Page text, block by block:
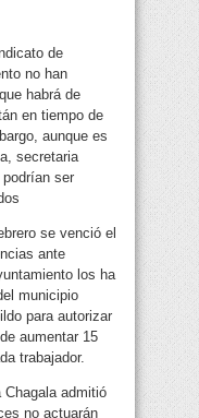
de
no han
habrá de
en tiempo de
aunque es
secretaria
ser
se venció el
ante
los ha
municipio
para autorizar
aumentar 15
trabajador.
Chagala admitió
no actuarán